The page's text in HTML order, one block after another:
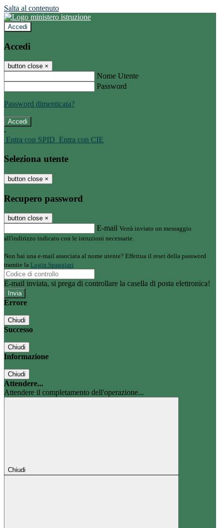
Salta al contenuto
Accedi
Accedi
button close ×
Nome Utente
Password
Password dimenticata?
-
Entra con SPID Entra con CIE
Seleziona utente
button close ×
Recupero password
button close ×
E-mail Verrà inviato un messaggio
all'indirizzo indicato con le istruzioni necessarie.
Non hai una e-mail associata al nome utente? Effettua il reset della password
tramite la Login Spaggiari
E-mail inviata, si prega di controllare la casella di posta elettronica!
Errore
Chiudi
Successo
Chiudi
Informazione
Chiudi
Attendere...
Attendere il completamento dell'operazione...
Chiudi